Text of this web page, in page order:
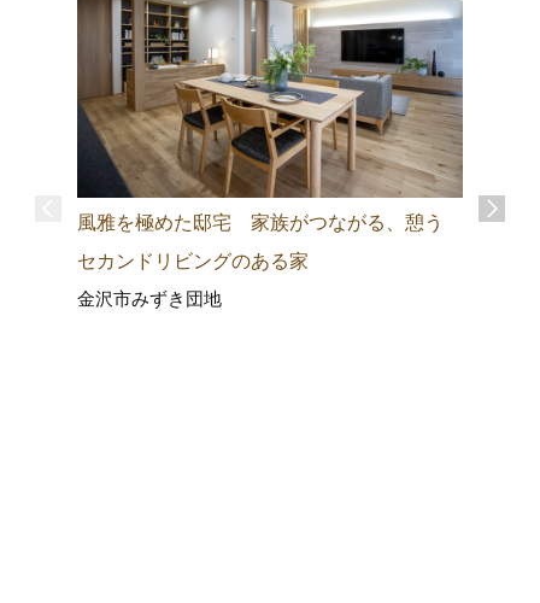
風雅を極めた邸宅 家族がつながる、憩う
セカンドリビングのある家
金沢市みずき団地